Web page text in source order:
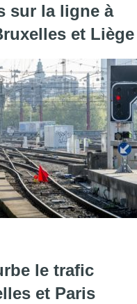
sur la ligne à
et Liège
vol de câbles sur
le trafic
et Paris